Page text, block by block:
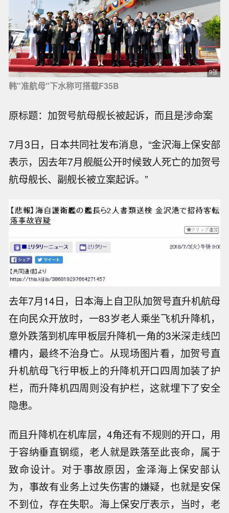
9张
韩"准航母"下水称可搭载F35B
原标题：加贺号航母舰长被起诉，而且是涉命案
7月3日，日本共同社发布消息，“金沢海上保安部
表示，因去年7月舰艇公开时候致人死亡的加贺号
航母舰长、副舰长被立案起诉。”
去年7月14日，日本海上自卫队加贺号直升机航母
在向民众开放时，一83岁老人乘坐飞机升降机，
意外跌落到机库甲板层升降机一角的3米深走线凹
槽内，最终不治身亡。从现场图片看，加贺号直
升机航母飞行甲板上的升降机开口四周加装了护
栏，而升降机四周则没有护栏，这就埋下了安全
隐患。
而且升降机在机库层，4角还有不规则的开口，用
于容纳垂直钢缆，老人就是跌落至此丧命，属于
致命设计。对于事故原因，金泽海上保安部认
为，事故有业务上过失伤害的嫌疑，也就是安保
不到位，存在失职。海上保安厅表示，当时，老